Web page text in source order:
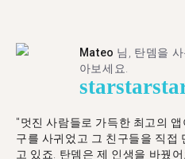
Mateo 님, 탄뎀을
아보세요.
starstar
"멋진 사람들로 가득한 최고의
구를 사귀었고 그 친구들을 직접
고 있죠. 탄뎀은 제 인생을 바꿨